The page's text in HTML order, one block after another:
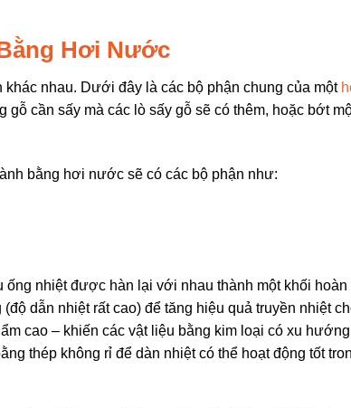
Hơi Nước
nhau. Dưới đây là các bộ phận chung của một
cần sấy mà các lò sấy gỗ sẽ có thêm, hoặc bớt
bằng hơi nước sẽ có các bộ phận như:
nhiệt được hàn lại với nhau thành một khối hoàn
dẫn nhiệt rất cao) để tăng hiệu quả truyền nhiệt
cao – khiến các vật liệu bằng kim loại có xu
thép không rỉ để dàn nhiệt có thể hoạt động tốt